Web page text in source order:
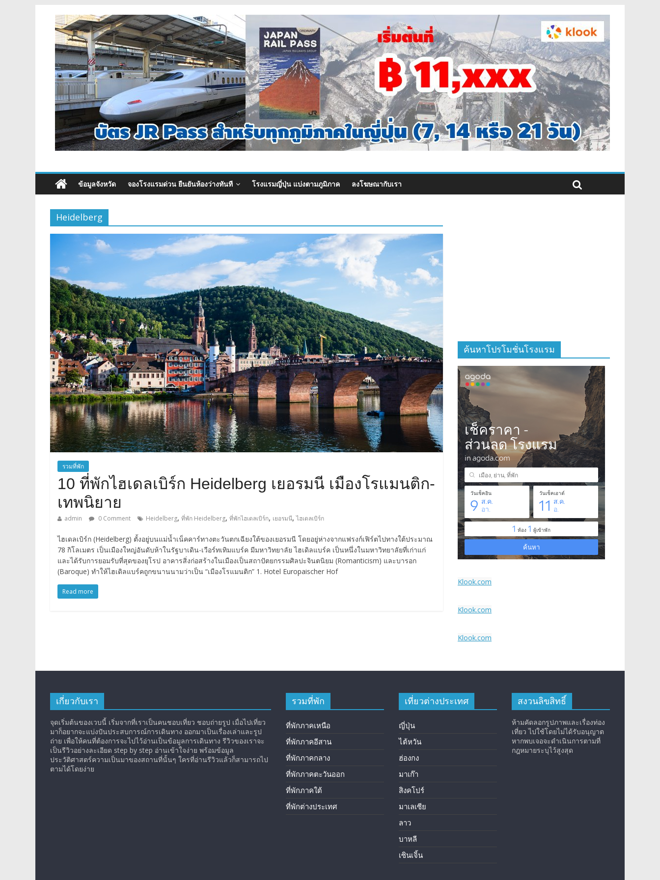
ข้อมูลจังหวัด จองโรงแรมด่วน ยืนยันห้องว่างทันที โรงแรมญี่ปุ่น แบ่งตามภูมิภาค ลงโฆษณากับเรา
Heidelberg
รวมที่พัก
10 ที่พักไฮเดลเบิร์ก Heidelberg เยอรมนี เมืองโรแมนติก-
เทพนิยาย
admin 0 Comment Heidelberg, ที่พัก Heidelberg, ที่พักไฮเดลเบิร์ก, เยอรมนี,ไฮเดลเบิร์ก
ไฮเดลเบิร์ก (Heidelberg) ตั้งอยู่บนแม่น้ำเน็คคาร์ทางตะวันตกเฉียงใต้ของเยอรมนี โดยอยู่ห่างจากแฟรงก์เฟิร์ตไปทางใต้ประมาณ
78 กิโลเมตร เป็นเมืองใหญ่อันดับห้าในรัฐบาเดิน-เวือร์ทเทิมแบร์ค มีมหาวิทยาลัย ไฮเดิลแบร์ค เป็นหนึ่งในมหาวิทยาลัยที่เก่าแก่
และได้รับการยอมรับที่สุดของยุโรป อาคารสิ่งก่อสร้างในเมืองเป็นสถาปัตยกรรมศิลปะจินตนิยม (Romanticism) และบารอก
(Baroque) ทำให้ไฮเดิลแบร์คถูกขนานนามว่าเป็น “เมืองโรแมนติก” 1. Hotel Europaischer Hof
Read more
ค้นหาโปรโมชั่นโรงแรม
Klook.com
Klook.com
Klook.com
เกี่ยวกับเรา
จุดเริ่มต้นของเวบนี้ เริ่มจากที่เราเป็นคนชอบเที่ยว ชอบถ่ายรูป เมื่อไปเที่ยว
มาก็อยากจะแบ่งปันประสบการณ์การเดินทาง ออกมาเป็นเรื่องเล่าและรูป
ถ่าย เพื่อให้คนที่ต้องการจะไปไว้อ่านเป็นข้อมูลการเดินทาง รีวิวของเราจะ
เป็นรีวิวอย่างละเอียด step by step อ่านเข้าใจง่าย พร้อมข้อมูล
ประวัติศาสตร์ความเป็นมาของสถานที่นั้นๆ ใครที่อ่านรีวิวแล้วก็สามารถไป
ตามได้โดยง่าย
รวมที่พัก
ที่พักภาคเหนือ
ที่พักภาคอีสาน
ที่พักภาคกลาง
ที่พักภาคตะวันออก
ที่พักภาคใต้
ที่พักต่างประเทศ
เที่ยวต่างประเทศ
ญี่ปุ่น
ไต้หวัน
ฮ่องกง
มาเก๊า
สิงคโปร์
มาเลเซีย
ลาว
บาหลี
เซินเจิ้น
สงวนลิขสิทธิ์
ห้ามคัดลอกรูปภาพและเรื่องท่อง
เที่ยว ไปใช้โดยไม่ได้รับอนุญาต
หากพบเจอจะดำเนินการตามที่
กฎหมายระบุไว้สูงสุด